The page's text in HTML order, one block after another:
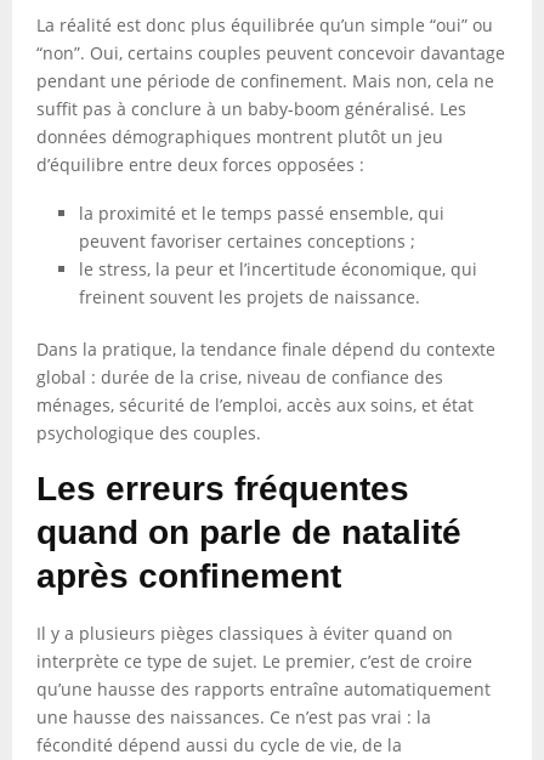
La réalité est donc plus équilibrée qu’un simple “oui” ou
“non”. Oui, certains couples peuvent concevoir davantage
pendant une période de confinement. Mais non, cela ne
suffit pas à conclure à un baby-boom généralisé. Les
données démographiques montrent plutôt un jeu
d’équilibre entre deux forces opposées :
la proximité et le temps passé ensemble, qui
peuvent favoriser certaines conceptions ;
le stress, la peur et l’incertitude économique, qui
freinent souvent les projets de naissance.
Dans la pratique, la tendance finale dépend du contexte
global : durée de la crise, niveau de confiance des
ménages, sécurité de l’emploi, accès aux soins, et état
psychologique des couples.
Les erreurs fréquentes
quand on parle de natalité
après confinement
Il y a plusieurs pièges classiques à éviter quand on
interprète ce type de sujet. Le premier, c’est de croire
qu’une hausse des rapports entraîne automatiquement
une hausse des naissances. Ce n’est pas vrai : la
fécondité dépend aussi du cycle de vie, de la